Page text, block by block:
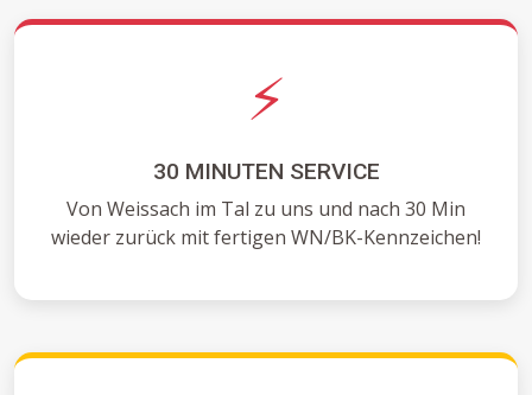
⚡
30 MINUTEN SERVICE
Von Weissach im Tal zu uns und nach 30 Min
wieder zurück mit fertigen WN/BK-Kennzeichen!